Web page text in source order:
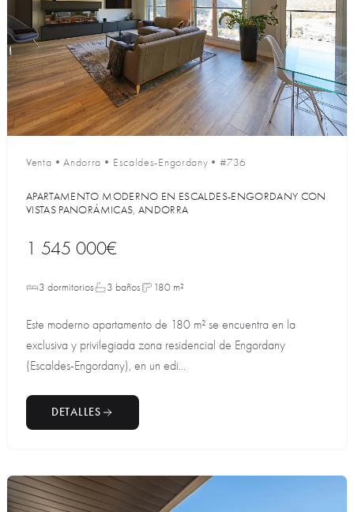
Venta •Andorra • Escaldes-Engordany •#736
APARTAMENTO MODERNO EN ESCALDES-ENGORDANY CON
VISTAS PANORÁMICAS, ANDORRA
1 545 000€
3 dormitorios 3 baños 180 m²
Este moderno apartamento de 180 m² se encuentra en la
exclusiva y privilegiada zona residencial de Engordany
(Escaldes-Engordany), en un edi...
DETALLES